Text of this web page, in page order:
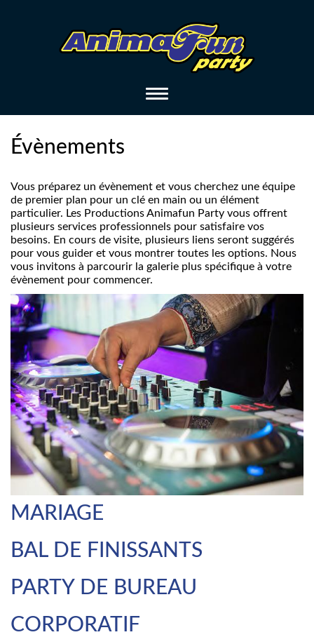
Toggle
Évènements
Vous préparez un évènement et vous cherchez une équipe
de premier plan pour un clé en main ou un élément
particulier. Les Productions Animafun Party vous offrent
plusieurs services professionnels pour satisfaire vos
besoins. En cours de visite, plusieurs liens seront suggérés
pour vous guider et vous montrer toutes les options. Nous
vous invitons à parcourir la galerie plus spécifique à votre
évènement pour commencer.
MARIAGE
BAL DE FINISSANTS
PARTY DE BUREAU
CORPORATIF